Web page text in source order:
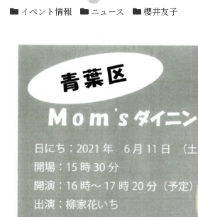
カテゴリー
イベント情報 カテゴリー
ニュース カテゴリー
櫻井友子